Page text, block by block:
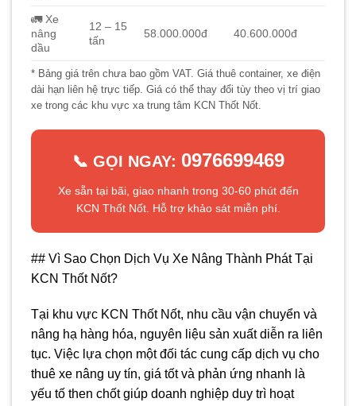
🚛 Xe
nâng
dầu
12 – 15
tấn
58.000.000đ 40.600.000đ
* Bảng giá trên chưa bao gồm VAT. Giá thuê container, xe điện
dài hạn liên hệ trực tiếp. Giá có thể thay đổi tùy theo vị trí giao
xe trong các khu vực xa trung tâm KCN Thốt Nốt.
📞 GỌI NGAY: 0976699469
Xe sẵn tại bãi, giao nhanh trong 30-60 phút đến
KCN Thốt Nốt. Hỗ trợ khảo sát miễn phí.
## Vì Sao Chọn Dịch Vụ Xe Nâng Thành Phát Tại
KCN Thốt Nốt?
Tại khu vực KCN Thốt Nốt, nhu cầu vận chuyển và
nâng hạ hàng hóa, nguyên liệu sản xuất diễn ra liên
tục. Việc lựa chọn một đối tác cung cấp dịch vụ cho
thuê xe nâng uy tín, giá tốt và phản ứng nhanh là
yếu tố then chốt giúp doanh nghiệp duy trì hoạt